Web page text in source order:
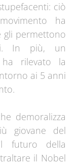
ciò
ha
gli permettono
In più, un
ha rilevato la
ai 5 anni
demoralizza
giovane del
futuro della
il Nobel